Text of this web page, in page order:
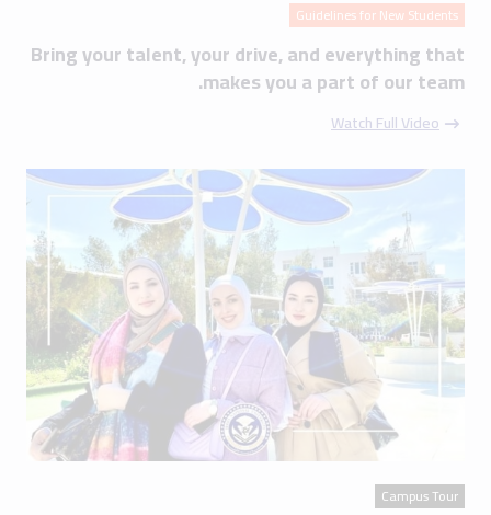
Guidelines for New Students
Bring your talent, your drive, and everything that
makes you a part of our team.
Watch Full Video
Campus Tour